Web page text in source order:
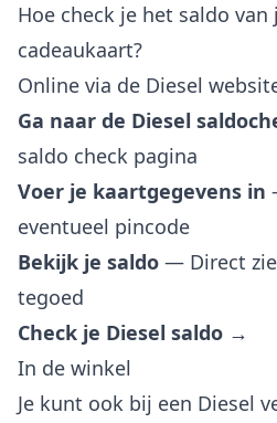
Hoe check je het saldo van
cadeaukaart?
Online via de Diesel
Ga naar de Diesel
saldo check pagina
Voer je kaartgegevens in
eventueel pincode
Bekijk je saldo — Direct
tegoed
Check je Diesel saldo →
In de winkel
Je kunt ook bij een Diesel